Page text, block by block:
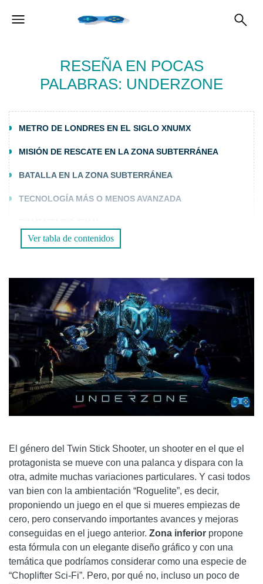
RESEÑA EN POCAS
PALABRAS: UNDERZONE
METRO DE LONDRES EN EL SIGLO XNUMX
MISIÓN DE RESCATE EN LA ZONA SUBTERRÁNEA
BATALLA EN LA ZONA SUBTERRÁNEA
TECNOLOGÍA MÁS O MENOS AVANZADA
Ver tabla de contenidos
El género del Twin Stick Shooter, un shooter en el que el
protagonista se mueve con una palanca y dispara con la
otra, admite muchas variaciones particulares. Y casi todos
van bien con la ambientación “Roguelite”, es decir,
proponiendo un juego en el que si mueres empiezas de
cero, pero conservando importantes avances y mejoras
conseguidas en el juego anterior. Zona inferior propone
esta fórmula con un elegante diseño gráfico y con una
temática que podríamos considerar como una especie de
“Choplifter Sci-Fi”. Pero, por qué no, incluso un poco de